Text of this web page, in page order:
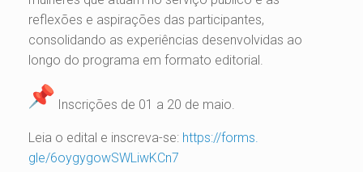
reflexões e aspirações das participantes,
consolidando as experiências desenvolvidas ao
longo do programa em formato editorial.
Inscrições de 01 a 20 de maio.
Leia o edital e inscreva-se: https://forms.
gle/6oygygowSWLiwKCn7